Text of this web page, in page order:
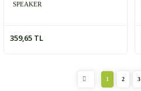
SPEAKER
359,65 TL
1 2 3